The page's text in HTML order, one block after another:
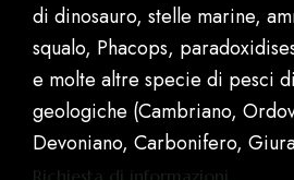
di dinosauro, stelle marine,
squalo, Phacops,
e molte altre specie di pesci
geologiche (Cambriano,
Devoniano, Carbonifero,
Richiesta di informazioni